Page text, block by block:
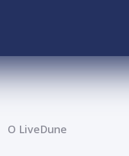
О LiveDune